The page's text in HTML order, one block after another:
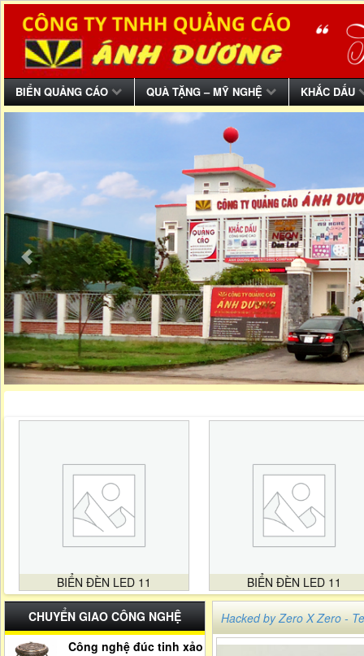
BIỂN QUẢNG CÁO QUÀ TẶNG – MỸ NGHỆ KHẮC DẤU
BIỂN ĐÈN LED 11 BIỂN ĐÈN LED 11
CHUYỂN GIAO CÔNG NGHỆ
Công nghệ đúc tinh xảo
Hacked by Zero X Zero -